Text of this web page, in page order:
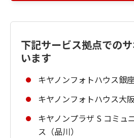
下記サービス拠点での
います
キヤノンフォトハウス銀
キヤノンフォトハウス大阪
キヤノンプラザ S コミュ
ス（品川）